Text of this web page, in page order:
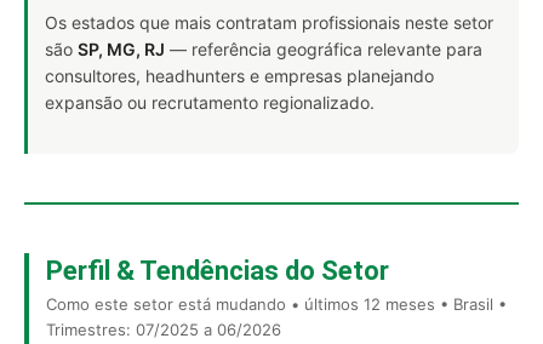
Os estados que mais contratam profissionais neste setor
são SP, MG, RJ — referência geográfica relevante para
consultores, headhunters e empresas planejando
expansão ou recrutamento regionalizado.
Perfil & Tendências do Setor
Como este setor está mudando • últimos 12 meses • Brasil •
Trimestres: 07/2025 a 06/2026